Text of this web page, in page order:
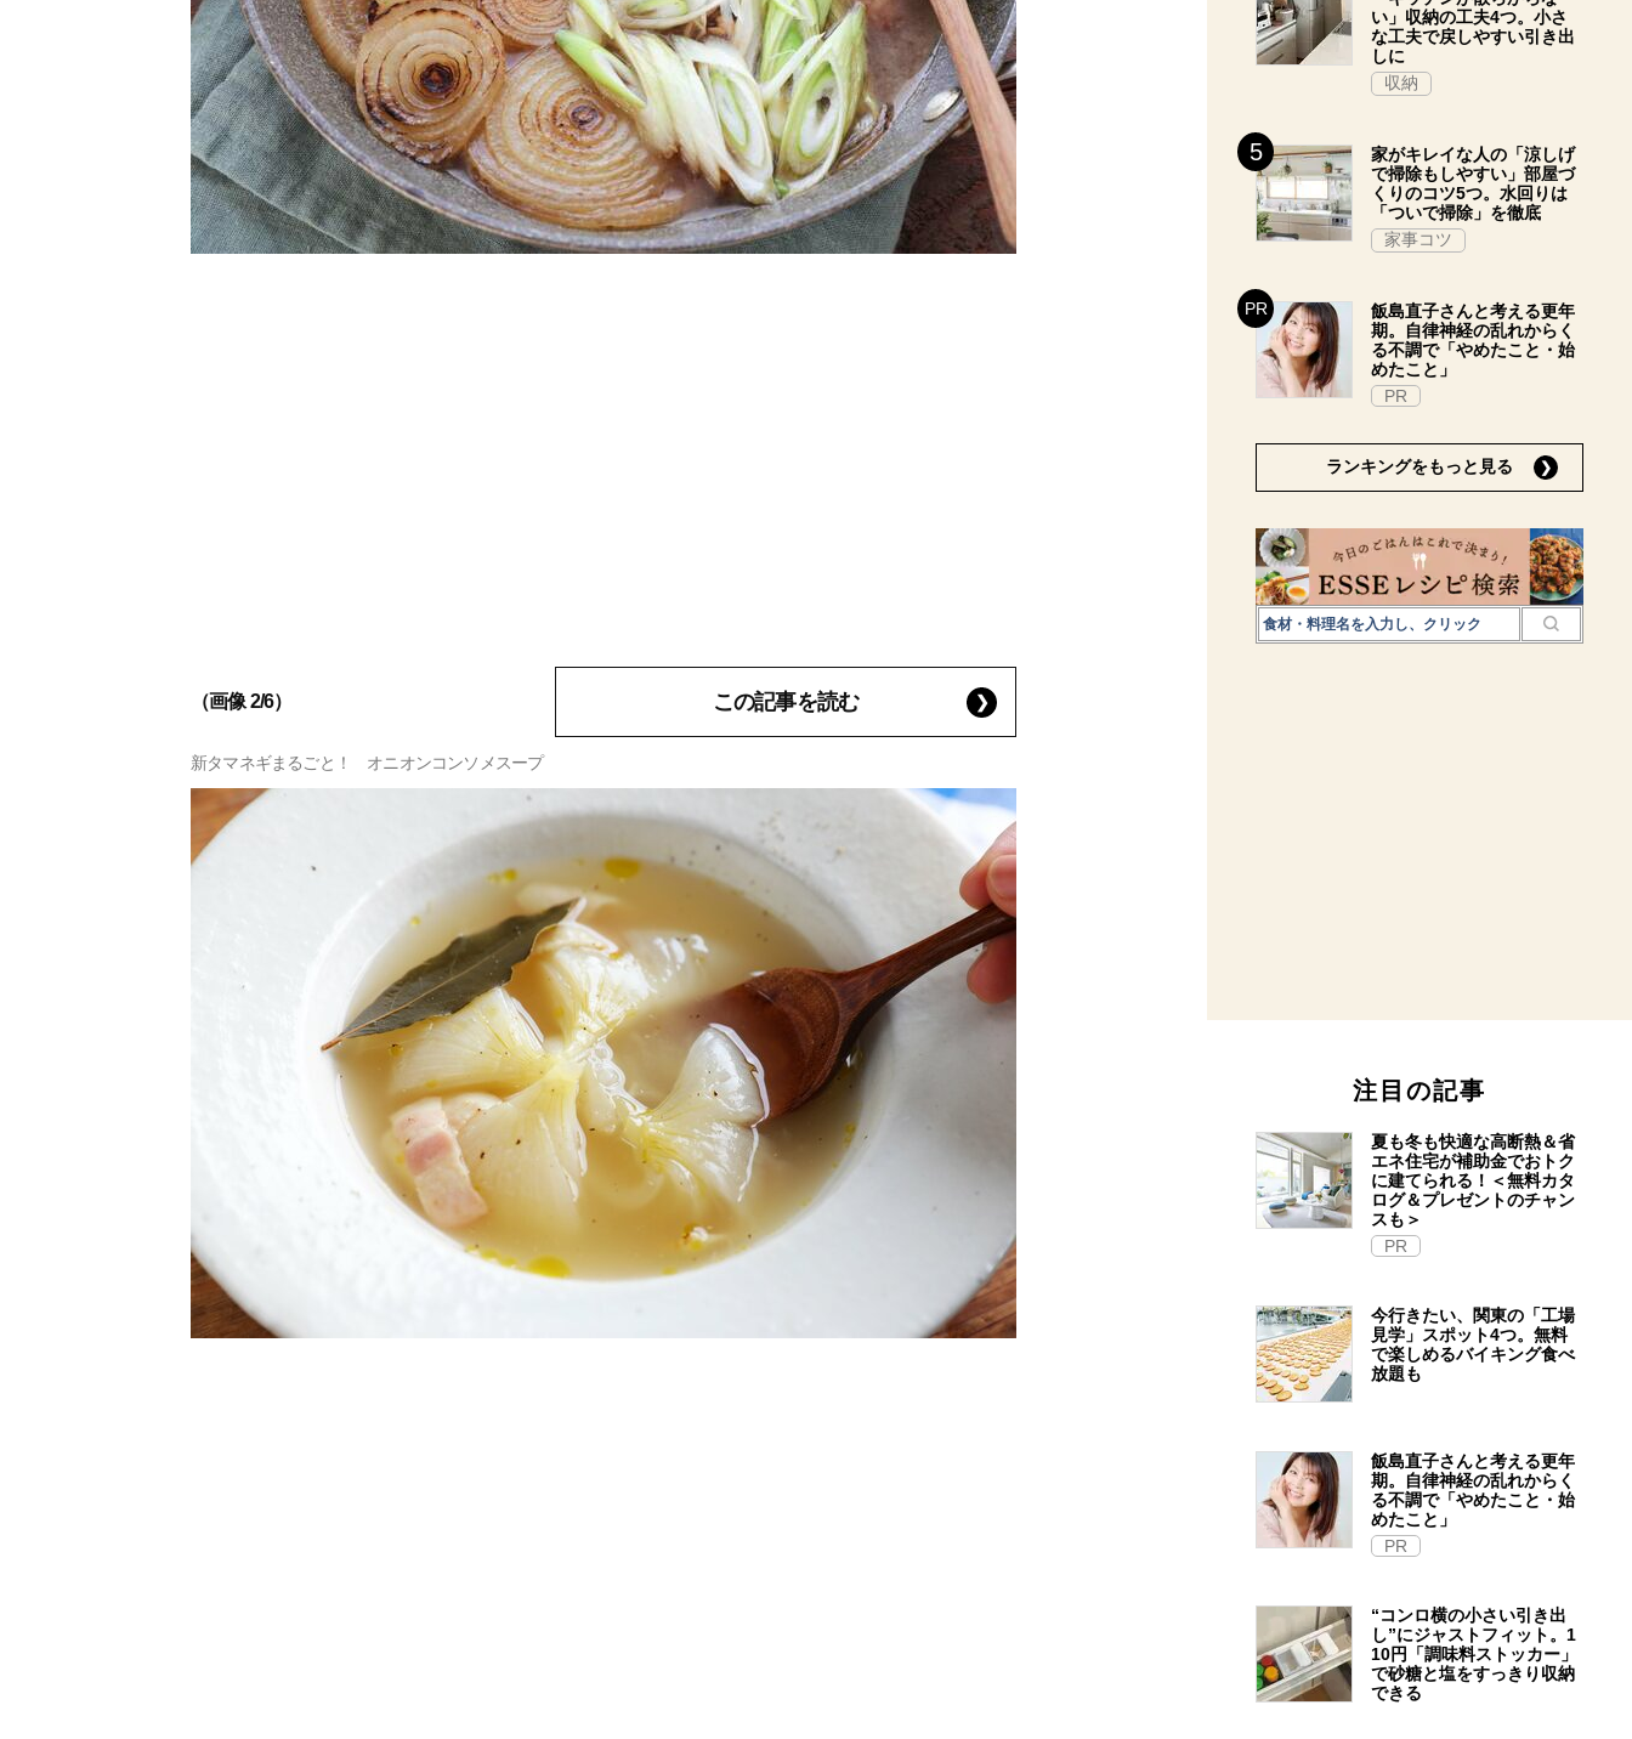
（画像 2/6） この記事を読む
新タマネギまるごと！ オニオンコンソメスープ
い」収納の工夫4つ。小さ
な工夫で戻しやすい引き出
しに
収納
家がキレイな人の「涼しげ
で掃除もしやすい」部屋づ
くりのコツ5つ。水回りは
「ついで掃除」を徹底
家事コツ
飯島直子さんと考える更年
期。自律神経の乱れからく
る不調で「やめたこと・始
めたこと」
PR
ランキングをもっと見る
注目の記事
夏も冬も快適な高断熱＆省
エネ住宅が補助金でおトク
に建てられる！＜無料カタ
ログ＆プレゼントのチャン
スも＞
PR
今行きたい、関東の「工場
見学」スポット4つ。無料
で楽しめるバイキング食べ
放題も
飯島直子さんと考える更年
期。自律神経の乱れからく
る不調で「やめたこと・始
めたこと」
PR
“コンロ横の小さい引き出
し”にジャストフィット。1
10円「調味料ストッカー」
で砂糖と塩をすっきり収納
できる